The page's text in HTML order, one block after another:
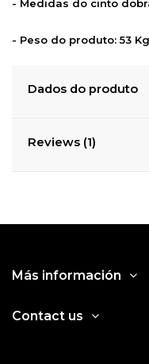
- Medidas do cinto
- Peso do produto: 53
Dados do produto
Reviews (1)
Más información
Contact us